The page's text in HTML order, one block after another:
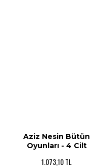
Aziz Nesin Bütün
Oyunları - 4 Cilt
1.073,10 TL